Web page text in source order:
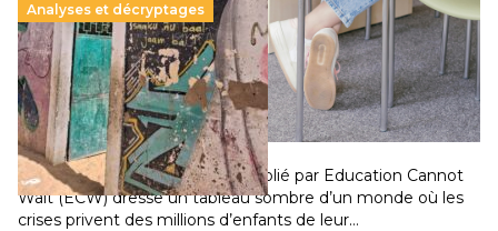
Analyses et décryptages
258 millions d’enfants victimes de la guerre, des
chocs climatiques et des déplacements de
population
11 juillet 2026- National
Un nouveau rapport mondial publié par Education Cannot
Wait (ECW) dresse un tableau sombre d’un monde où les
crises privent des millions d’enfants de leur…